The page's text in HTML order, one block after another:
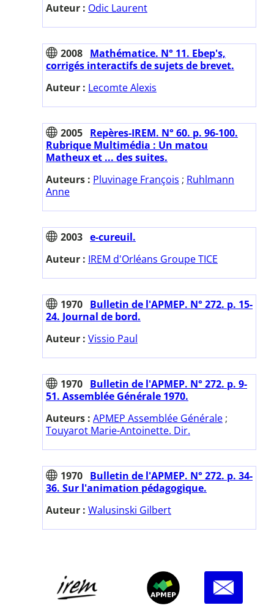
Auteur : Odic Laurent
2008 Mathématice. N° 11. Ebep's,
corrigés interactifs de sujets de brevet.
Auteur : Lecomte Alexis
2005 Repères-IREM. N° 60. p. 96-100.
Rubrique Multimédia : Un matou
Matheux et ... des suites.
Auteurs : Pluvinage François ; Ruhlmann
Anne
2003 e-cureuil.
Auteur : IREM d'Orléans Groupe TICE
1970 Bulletin de l'APMEP. N° 272. p. 15-
24. Journal de bord.
Auteur : Vissio Paul
1970 Bulletin de l'APMEP. N° 272. p. 9-
51. Assemblée Générale 1970.
Auteurs : APMEP Assemblée Générale ;
Touyarot Marie-Antoinette. Dir.
1970 Bulletin de l'APMEP. N° 272. p. 34-
36. Sur l'animation pédagogique.
Auteur : Walusinski Gilbert